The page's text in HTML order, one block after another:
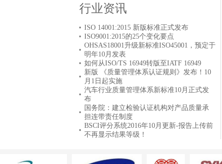
行业资讯
ISO 14001:2015 新版标准正式发布
ISO9001:2015的25个变化要点
OHSAS18001升级新标准ISO45001，预定于
明年10月发表
如何从ISO/TS 16949转版至IATF 16949
新版 《质量管理体系认证规则》发布！10
月1日起实施
汽车行业质量管理体系新标准10月正式发
布
国务院：建立检验认证机构对产品质量承
担连带责任制度
BSCI评分系统2016年10月更新-报告上传前
不再显示结果等级！